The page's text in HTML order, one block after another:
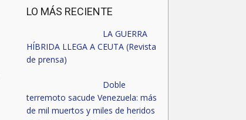
LO MÁS RECIENTE
LA GUERRA
HÍBRIDA LLEGA A CEUTA (Revista
de prensa)
Doble
terremoto sacude Venezuela: más
de mil muertos y miles de heridos